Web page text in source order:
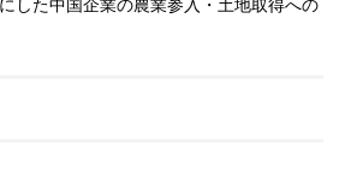
した中国企業の農業参入・土地取得への